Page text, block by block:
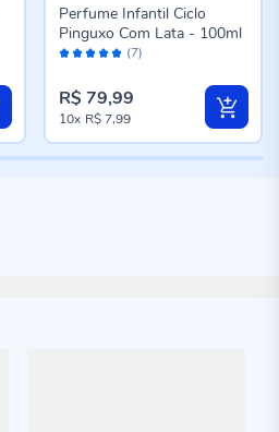
Avaliação: (7)
Perfume Infantil Ciclo
Pinguxo Com Lata - 100ml
R$ 79,99
10x R$ 7,99